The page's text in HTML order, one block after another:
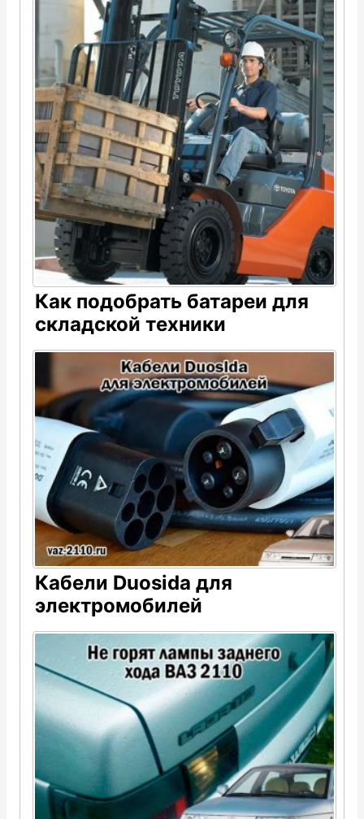
Как подобрать батареи для
складской техники
Кабели Duosida для
электромобилей